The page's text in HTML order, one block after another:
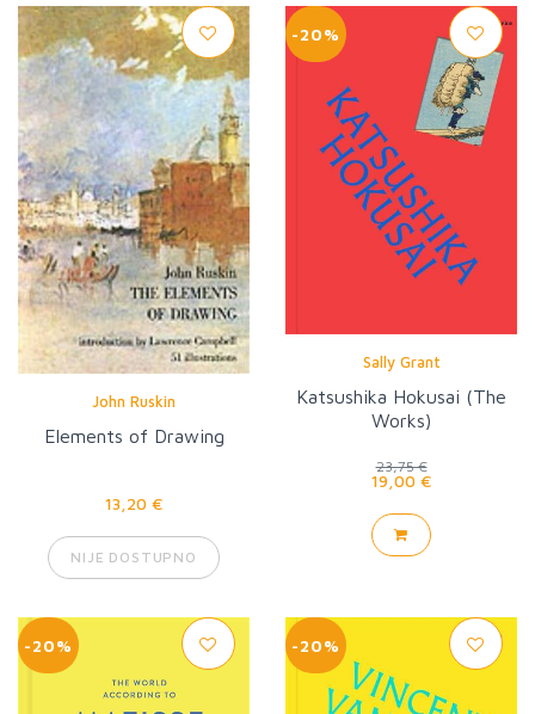
John Ruskin
Elements of Drawing
13,20 €
NIJE DOSTUPNO
-20%
Sally Grant
Katsushika Hokusai (The
Works)
23,75 €
19,00 €
-20% -20%